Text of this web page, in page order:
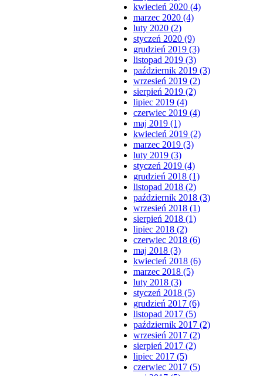
kwiecień 2020 (4)
marzec 2020 (4)
luty 2020 (2)
styczeń 2020 (9)
grudzień 2019 (3)
listopad 2019 (3)
październik 2019 (3)
wrzesień 2019 (2)
sierpień 2019 (2)
lipiec 2019 (4)
czerwiec 2019 (4)
maj 2019 (1)
kwiecień 2019 (2)
marzec 2019 (3)
luty 2019 (3)
styczeń 2019 (4)
grudzień 2018 (1)
listopad 2018 (2)
październik 2018 (3)
wrzesień 2018 (1)
sierpień 2018 (1)
lipiec 2018 (2)
czerwiec 2018 (6)
maj 2018 (3)
kwiecień 2018 (6)
marzec 2018 (5)
luty 2018 (3)
styczeń 2018 (5)
grudzień 2017 (6)
listopad 2017 (5)
październik 2017 (2)
wrzesień 2017 (2)
sierpień 2017 (2)
lipiec 2017 (5)
czerwiec 2017 (5)